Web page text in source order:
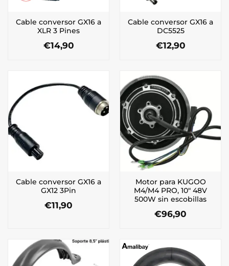
Cable conversor GX16 a
XLR 3 Pines
€14,90
Cable conversor GX16 a
DC5525
€12,90
Cable conversor GX16 a
GX12 3Pin
€11,90
Motor para KUGOO
M4/M4 PRO, 10″ 48V
500W sin escobillas
€96,90